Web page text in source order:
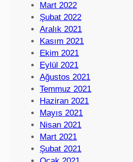
Mart 2022
Şubat 2022
Aralık 2021
Kasım 2021
Ekim 2021
Eylül 2021
Ağustos 2021
Temmuz 2021
Haziran 2021
Mayıs 2021
Nisan 2021
Mart 2021
Şubat 2021